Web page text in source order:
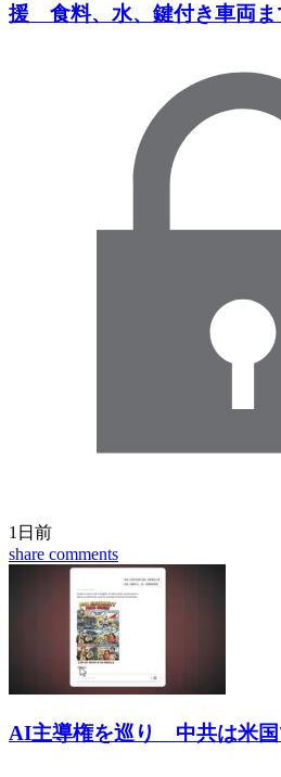
援 食料、水、鍵付き車両ま
1日前
share comments
AI主導権を巡り 中共は米国